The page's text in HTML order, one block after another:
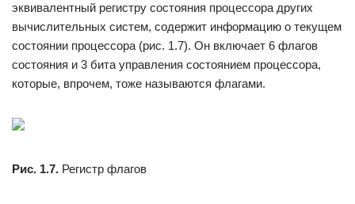
эквивалентный регистру состояния процессора других
вычислительных систем, содержит информацию о текущем
состоянии процессора (рис. 1.7). Он включает 6 флагов
состояния и 3 бита управления состоянием процессора,
которые, впрочем, тоже называются флагами.
Рис. 1.7. Регистр флагов